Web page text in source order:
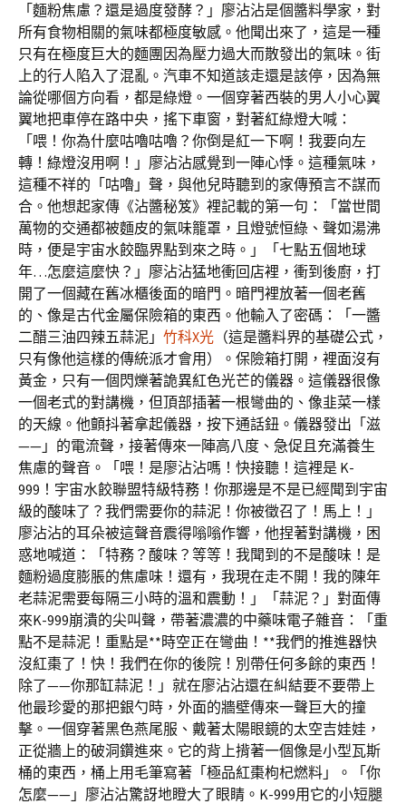
「麵粉焦慮？還是過度發酵？」廖沾沾是個醬料學家，對
所有食物相關的氣味都極度敏感。他聞出來了，這是一種
只有在極度巨大的麵團因為壓力過大而散發出的氣味。街
上的行人陷入了混亂。汽車不知道該走還是該停，因為無
論從哪個方向看，都是綠燈。一個穿著西裝的男人小心翼
翼地把車停在路中央，搖下車窗，對著紅綠燈大喊：
「喂！你為什麼咕嚕咕嚕？你倒是紅一下啊！我要向左
轉！綠燈沒用啊！」廖沾沾感覺到一陣心悸。這種氣味，
這種不祥的「咕嚕」聲，與他兒時聽到的家傳預言不謀而
合。他想起家傳《沾醬秘笈》裡記載的第一句：「當世間
萬物的交通都被麵皮的氣味籠罩，且燈號恒綠、聲如湯沸
時，便是宇宙水餃臨界點到來之時。」「七點五個地球
年…怎麼這麼快？」廖沾沾猛地衝回店裡，衝到後廚，打
開了一個藏在舊冰櫃後面的暗門。暗門裡放著一個老舊
的、像是古代金屬保險箱的東西。他輸入了密碼：「一醬
二醋三油四辣五蒜泥」 竹科X光 （這是醬料界的基礎公式，
只有像他這樣的傳統派才會用）。保險箱打開，裡面沒有
黃金，只有一個閃爍著詭異紅色光芒的儀器。這儀器很像
一個老式的對講機，但頂部插著一根彎曲的、像韭菜一樣
的天線。他顫抖著拿起儀器，按下通話鈕。儀器發出「滋
——」的電流聲，接著傳來一陣高八度、急促且充滿養生
焦慮的聲音。「喂！是廖沾沾嗎！快接聽！這裡是 K-
999！宇宙水餃聯盟特級特務！你那邊是不是已經聞到宇宙
級的酸味了？我們需要你的蒜泥！你被徵召了！馬上！」
廖沾沾的耳朵被這聲音震得嗡嗡作響，他捏著對講機，困
惑地喊道：「特務？酸味？等等！我聞到的不是酸味！是
麵粉過度膨脹的焦慮味！還有，我現在走不開！我的陳年
老蒜泥需要每隔三小時的溫和震動！」「蒜泥？」對面傳
來K-999崩潰的尖叫聲，帶著濃濃的中藥味電子雜音：「重
點不是蒜泥！重點是**時空正在彎曲！**我們的推進器快
沒紅棗了！快！我們在你的後院！別帶任何多餘的東西！
除了——你那缸蒜泥！」就在廖沾沾還在糾結要不要帶上
他最珍愛的那把銀勺時，外面的牆壁傳來一聲巨大的撞
擊。一個穿著黑色燕尾服、戴著太陽眼鏡的太空吉娃娃，
正從牆上的破洞鑽進來。它的背上揹著一個像是小型瓦斯
桶的東西，桶上用毛筆寫著「極品紅棗枸杞燃料」。「你
怎麼——」廖沾沾驚訝地瞪大了眼睛。K-999用它的小短腿